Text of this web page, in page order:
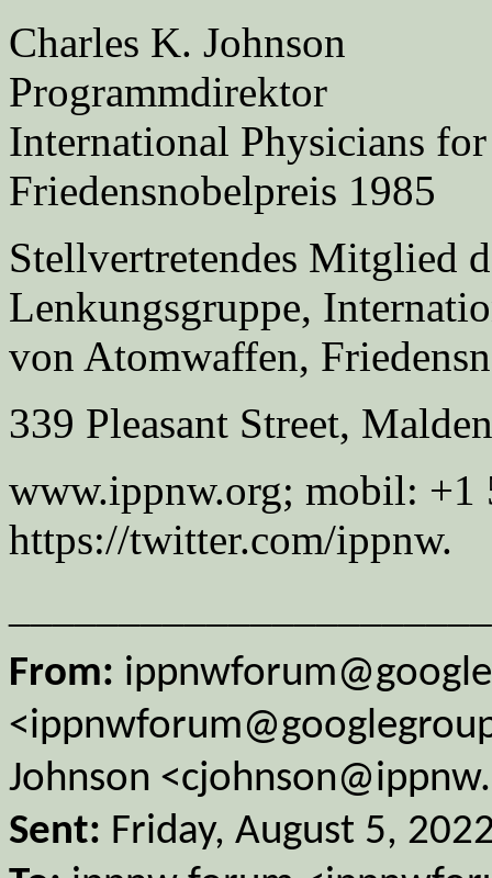
Charles K. Johnson
Programmdirektor
International Physicians
Friedensnobelpreis 1985
Stellvertretendes Mitglied
Lenkungsgruppe,
von Atomwaffen,
339 Pleasant Street,
www.ippnw.org; mobil: +1
https://twitter.com/ippnw.
From:
Johnson
Sent: Friday, August 5,